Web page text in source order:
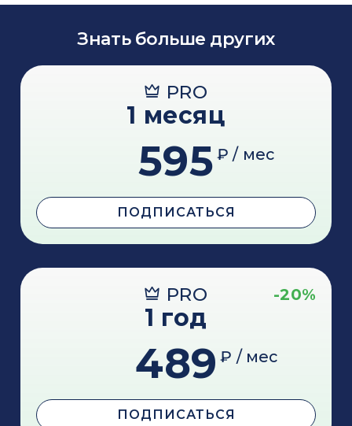
Знать больше других
PRO
1 месяц
595 ₽ / мес
ПОДПИСАТЬСЯ
PRO -20%
1 год
489 ₽ / мес
ПОДПИСАТЬСЯ